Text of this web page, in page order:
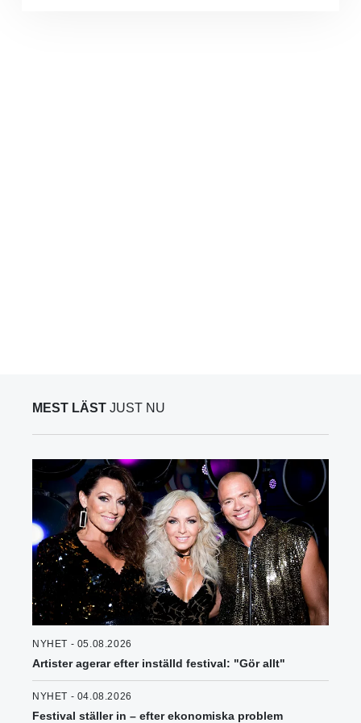
MEST LÄST JUST NU
NYHET - 05.08.2026
Artister agerar efter inställd festival: "Gör allt"
NYHET - 04.08.2026
Festival ställer in – efter ekonomiska problem